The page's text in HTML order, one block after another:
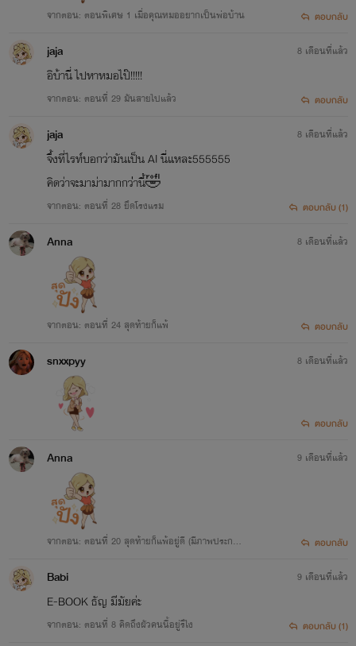
จากตอน: ตอนพิเศษ 1 เมื่อคุณหมออยากเป็นพ่อบ้าน ตอบกลับ
jaja
อิบ้านี่ ไปหาหมอไป๊!!!!!
จากตอน: ตอนที่ 29 มันสายไปแล้ว
8 เดือนที่แล้ว
ตอบกลับ
jaja
จึ้งที่ไรท์บอกว่ามันเป็น AI นี่แหละ555555
คิดว่าจะมาม่ามากกว่่่านี้🤣
จากตอน: ตอนที่ 28 ยึดโรงแรม
8 เดือนที่แล้ว
ตอบกลับ (1)
Anna
จากตอน: ตอนที่ 24 สุดท้ายก็แพ้
8 เดือนที่แล้ว
ตอบกลับ
snxxpyy 8 เดือนที่แล้ว
ตอบกลับ
Anna
จากตอน: ตอนที่ 20 สุดท้ายก็แพ้อยู่ดี (มีภาพประกอ
9 เดือนที่แล้ว
ตอบกลับ
Babi
E-BOOK ธัญ มีมัยค่ะ
จากตอน: ตอนที่ 8 คิดถึงผัวคนนี้อยู่รึไง
9 เดือนที่แล้ว
ตอบกลับ (1)